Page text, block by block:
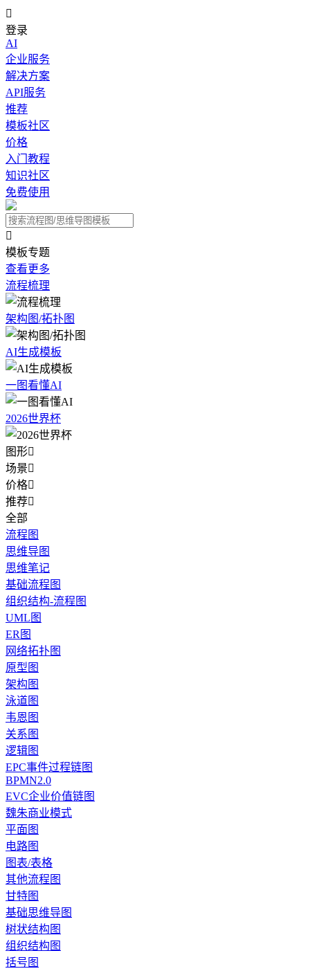

登录
AI
企业服务
解决方案
API服务
推荐
模板社区
价格
入门教程
知识社区
免费使用

模板专题
查看更多
流程梳理
架构图/拓扑图
AI生成模板
一图看懂AI
2026世界杯
图形
场景
价格
推荐
全部
流程图
思维导图
思维笔记
基础流程图
组织结构-流程图
UML图
ER图
网络拓扑图
原型图
架构图
泳道图
韦恩图
关系图
逻辑图
EPC事件过程链图
BPMN2.0
EVC企业价值链图
魏朱商业模式
平面图
电路图
图表/表格
其他流程图
甘特图
基础思维导图
树状结构图
组织结构图
括号图